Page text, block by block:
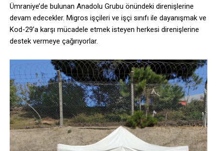
Ümraniye’de bulunan Anadolu Grubu önündeki direnişlerine
devam edecekler. Migros işçileri ve işçi sınıfı ile dayanışmak ve
Kod-29’a karşı mücadele etmek isteyen herkesi direnişlerine
destek vermeye çağırıyorlar.